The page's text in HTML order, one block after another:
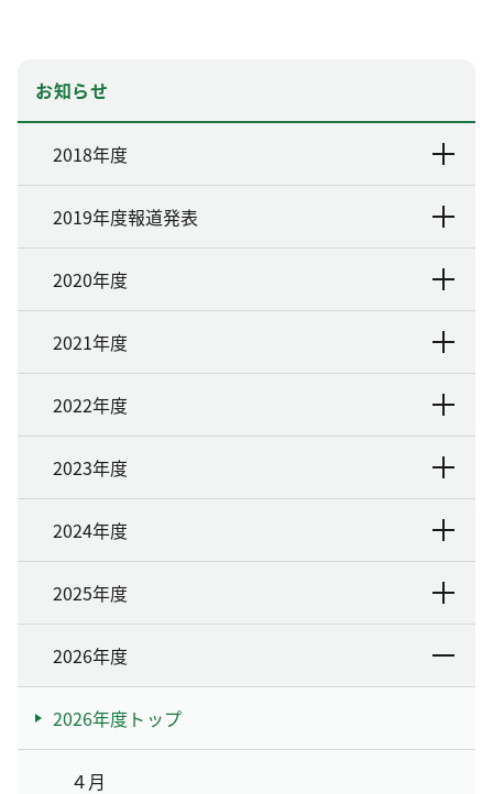
お知らせ
2018年度
2019年度報道発表
2020年度
2021年度
2022年度
2023年度
2024年度
2025年度
2026年度
2026年度トップ
４月